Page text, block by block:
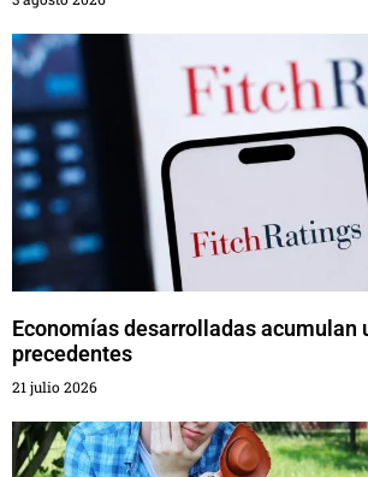
Economías desarrolladas acumulan
precedentes
21 julio 2026